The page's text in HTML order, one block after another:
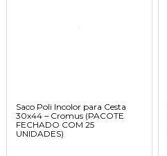
Saco Poli Incolor para Cesta
30x44 – Cromus (PACOTE
FECHADO COM 25
UNIDADES)